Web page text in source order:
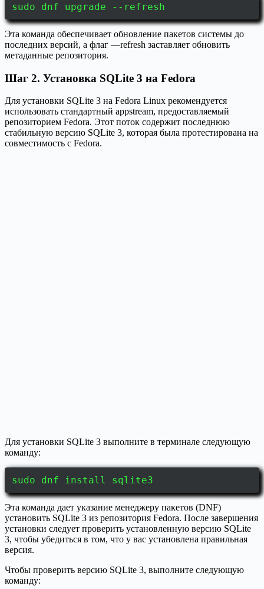
sudo dnf upgrade --refresh
Эта команда обеспечивает обновление пакетов системы до
последних версий, а флаг —refresh заставляет обновить
метаданные репозитория.
Шаг 2. Установка SQLite 3 на Fedora
Для установки SQLite 3 на Fedora Linux рекомендуется
использовать стандартный appstream, предоставляемый
репозиторием Fedora. Этот поток содержит последнюю
стабильную версию SQLite 3, которая была протестирована на
совместимость с Fedora.
Для установки SQLite 3 выполните в терминале следующую
команду:
sudo dnf install sqlite3
Эта команда дает указание менеджеру пакетов (DNF)
установить SQLite 3 из репозитория Fedora. После завершения
установки следует проверить установленную версию SQLite
3, чтобы убедиться в том, что у вас установлена правильная
версия.
Чтобы проверить версию SQLite 3, выполните следующую
команду: